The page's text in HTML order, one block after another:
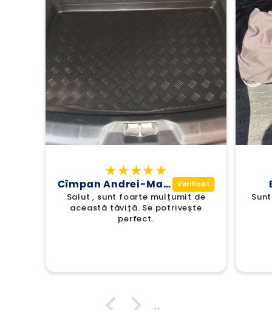
Cîmpan Andrei-Marcel
Salut , sunt foarte mulțumit de
această tăviță. Se potrivește
perfect.